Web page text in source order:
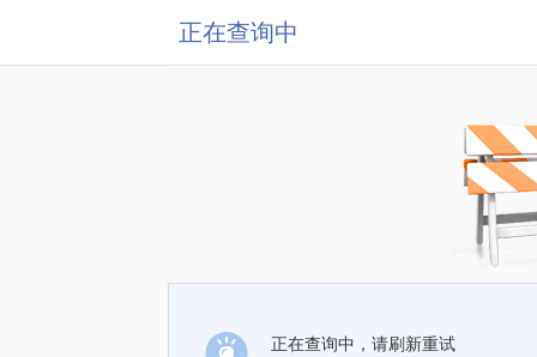
正在查询中
正在查询中，请刷新重试